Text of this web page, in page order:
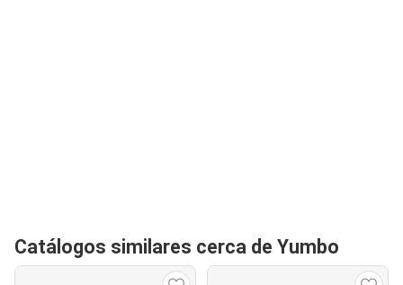
Catálogos similares cerca de Yumbo